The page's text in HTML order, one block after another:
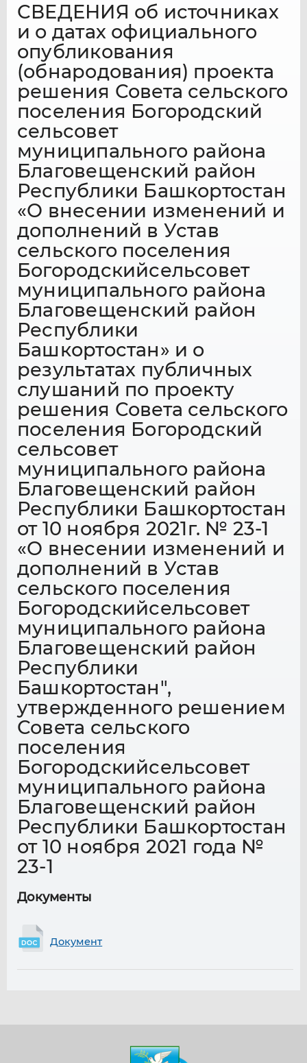
СВЕДЕНИЯ об источниках
и о датах официального
опубликования
(обнародования) проекта
решения Совета сельского
поселения Богородский
сельсовет
муниципального района
Благовещенский район
Республики Башкортостан
«О внесении изменений и
дополнений в Устав
сельского поселения
Богородскийсельсовет
муниципального района
Благовещенский район
Республики
Башкортостан» и о
результатах публичных
слушаний по проекту
решения Совета сельского
поселения Богородский
сельсовет
муниципального района
Благовещенский район
Республики Башкортостан
от 10 ноября 2021г. № 23-1
«О внесении изменений и
дополнений в Устав
сельского поселения
Богородскийсельсовет
муниципального района
Благовещенский район
Республики
Башкортостан",
утвержденного решением
Совета сельского
поселения
Богородскийсельсовет
муниципального района
Благовещенский район
Республики Башкортостан
от 10 ноября 2021 года №
23-1
Документы
Документ